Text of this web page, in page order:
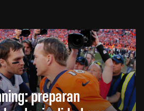
preparan